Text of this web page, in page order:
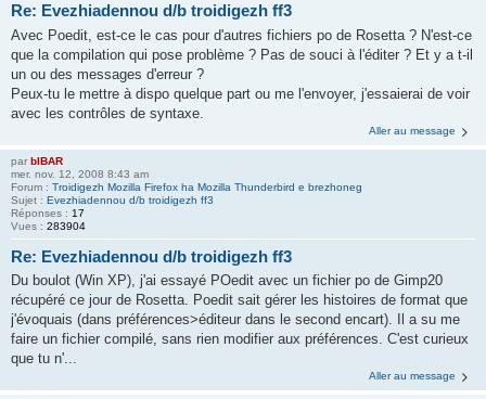
Re: Evezhiadennou d/b troidigezh ff3
Avec Poedit, est-ce le cas pour d'autres fichiers po de Rosetta ? N'est-ce
que la compilation qui pose problème ? Pas de souci à l'éditer ? Et y a t-il
un ou des messages d'erreur ?
Peux-tu le mettre à dispo quelque part ou me l'envoyer, j'essaierai de voir
avec les contrôles de syntaxe.
Aller au message
par bIBAR
mer. nov. 12, 2008 8:43 am
Forum : Troidigezh Mozilla Firefox ha Mozilla Thunderbird e brezhoneg
Sujet : Evezhiadennou d/b troidigezh ff3
Réponses : 17
Vues : 283904
Re: Evezhiadennou d/b troidigezh ff3
Du boulot (Win XP), j'ai essayé POedit avec un fichier po de Gimp20
récupéré ce jour de Rosetta. Poedit sait gérer les histoires de format que
j'évoquais (dans préférences>éditeur dans le second encart). Il a su me
faire un fichier compilé, sans rien modifier aux préférences. C'est curieux
que tu n'...
Aller au message